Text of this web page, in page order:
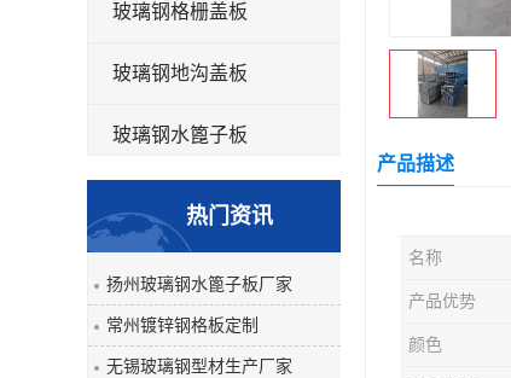
玻璃钢格栅盖板
玻璃钢地沟盖板
玻璃钢水篦子板
玻璃钢平板
玻璃钢盖板
热门资讯
扬州玻璃钢水篦子板厂家
常州镀锌钢格板定制
无锡玻璃钢型材生产厂家
产品描述
名称
产品优势
颜色